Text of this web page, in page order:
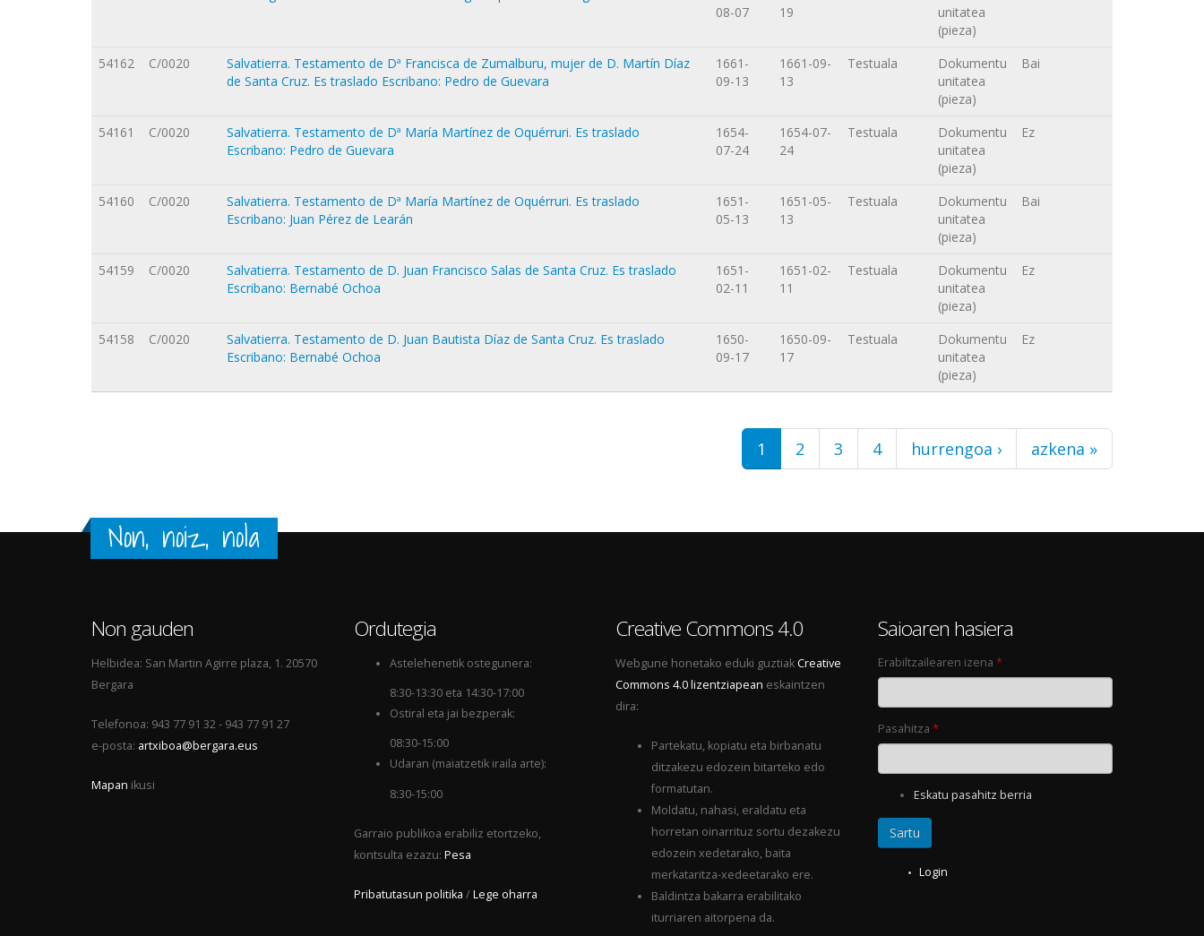
08-07
19
unitatea
(pieza)
54162 C/0020
Salvatierra. Testamento de Dª Francisca de Zumalburu, mujer de D. Martín Díaz
de Santa Cruz. Es traslado Escribano: Pedro de Guevara
1661-
09-13
1661-09-
13
Testuala
Dokumentu
unitatea
(pieza)
Bai
54161 C/0020
Salvatierra. Testamento de Dª María Martínez de Oquérruri. Es traslado
Escribano: Pedro de Guevara
1654-
07-24
1654-07-
24
Testuala
Dokumentu
unitatea
(pieza)
Ez
54160 C/0020
Salvatierra. Testamento de Dª María Martínez de Oquérruri. Es traslado
Escribano: Juan Pérez de Learán
1651-
05-13
1651-05-
13
Testuala
Dokumentu
unitatea
(pieza)
Bai
54159 C/0020
Salvatierra. Testamento de D. Juan Francisco Salas de Santa Cruz. Es traslado
Escribano: Bernabé Ochoa
1651-
02-11
1651-02-
11
Testuala
Dokumentu
unitatea
(pieza)
Ez
54158 C/0020
Salvatierra. Testamento de D. Juan Bautista Díaz de Santa Cruz. Es traslado
Escribano: Bernabé Ochoa
1650-
09-17
1650-09-
17
Testuala
Dokumentu
unitatea
(pieza)
Ez
1 2 3 4 hurrengoa › azkena »
Non, noiz, nola
Non gauden
Helbidea: San Martin Agirre plaza, 1. 20570
Bergara
Telefonoa: 943 77 91 32 - 943 77 91 27
e-posta: artxiboa@bergara.eus
Mapan ikusi
Ordutegia
Astelehenetik ostegunera:
8:30-13:30 eta 14:30-17:00
Ostiral eta jai bezperak:
08:30-15:00
Udaran (maiatzetik iraila arte):
8:30-15:00
Garraio publikoa erabiliz etortzeko,
kontsulta ezazu: Pesa
Pribatutasun politika /Lege oharra
Creative Commons 4.0
Webgune honetako eduki guztiakCreative
Commons 4.0 lizentziapean eskaintzen
dira:
Partekatu, kopiatu eta birbanatu
ditzakezu edozein bitarteko edo
formatutan.
Moldatu, nahasi, eraldatu eta
horretan oinarrituz sortu dezakezu
edozein xedetarako, baita
merkataritza-xedeetarako ere.
Baldintza bakarra erabilitako
iturriaren aitorpena da.
Saioaren hasiera
Erabiltzailearen izena *
Pasahitza *
Eskatu pasahitz berria
Login